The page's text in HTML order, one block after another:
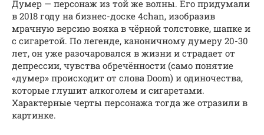
Думер — персонаж из той же волны. Его придумали
в 2018 году на бизнес-доске 4chan, изобразив
мрачную версию вояка в чёрной толстовке, шапке и
с сигаретой. По легенде, каноничному думеру 20-30
лет, он уже разочаровался в жизни и страдает от
депрессии, чувства обречённости (само понятие
«думер» происходит от слова Doom) и одиночества,
которые глушит алкоголем и сигаретами.
Характерные черты персонажа тогда же отразили в
картинке.